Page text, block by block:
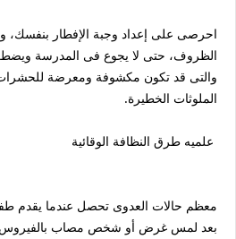
احرصى على إعداد وجبة الإفطار بنفسك،
الظروف، حتى لا يجوع فى المدرسة ويضطر
والتى قد تكون مكشوفة ومعرضة
الملوثات الخطيرة.
علميه طرق النظافة الوقائية
معظم حالات العدوى تحصل عندما يقدم
بعد لمس غرض أو شخص مصاب بالفيروس،